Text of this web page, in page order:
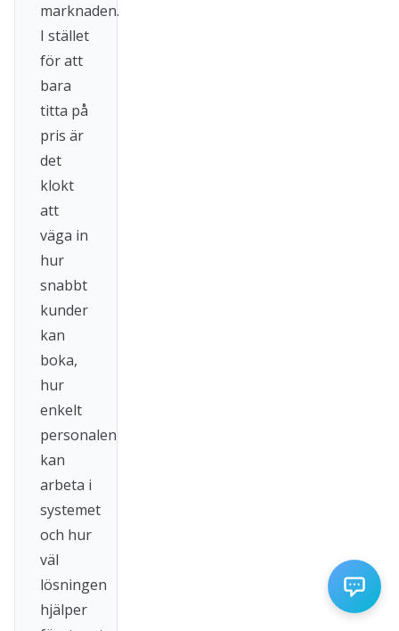
marknaden.
I stället
för att
bara
titta på
pris är
det
klokt
att
väga in
hur
snabbt
kunder
kan
boka,
hur
enkelt
personalen
kan
arbeta i
systemet
och hur
väl
lösningen
hjälper